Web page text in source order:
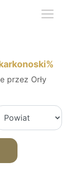
przez Orły